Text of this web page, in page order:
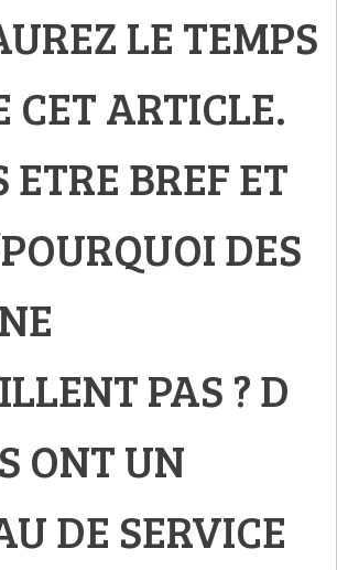
LE TEMPS
CET ARTICLE.
ETRE BREF ET
DES
PAS ? D
ONT UN
DE SERVICE